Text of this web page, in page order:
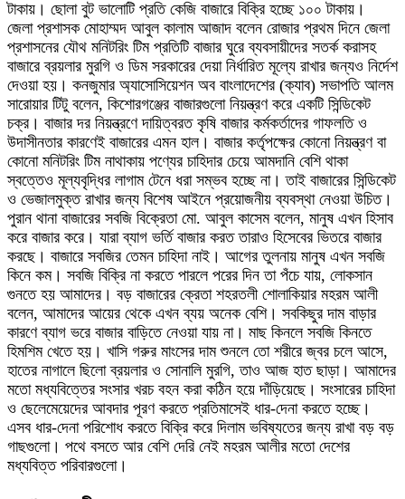
টাকায়। ছোলা বুট ভালোটি প্রতি কেজি বাজারে বিক্রি হচ্ছে ১০০ টাকায়।
জেলা প্রশাসক মোহাম্মদ আবুল কালাম আজাদ বলেন রোজার প্রথম দিনে জেলা
প্রশাসনের যৌথ মনিটরিং টিম প্রতিটি বাজার ঘুরে ব্যবসায়ীদের সতর্ক করাসহ
বাজারে ব্রয়লার মুরগি ও ডিম সরকারের দেয়া নির্ধারিত মূল্যে রাখার জন্যও নির্দেশ
দেওয়া হয়। কনজুমার অ্যাসোসিয়েশন অব বাংলাদেশের (ক্যাব) সভাপতি আলম
সারোয়ার টিটু বলেন, কিশোরগঞ্জের বাজারগুলো নিয়ন্ত্রণ করে একটি সিন্ডিকেট
চক্র। বাজার দর নিয়ন্ত্রণে দায়িত্বরত কৃষি বাজার কর্মকর্তাদের গাফলতি ও
উদাসীনতার কারণেই বাজারের এমন হাল। বাজার কর্তৃপক্ষের কোনো নিয়ন্ত্রণ বা
কোনো মনিটরিং টিম নাথাকায় পণ্যের চাহিদার চেয়ে আমদানি বেশি থাকা
স্বত্তেও মূল্যবৃদ্ধির লাগাম টেনে ধরা সম্ভব হচ্ছে না। তাই বাজারের সিন্ডিকেট
ও ভেজালমুক্ত রাখার জন্য বিশেষ আইনে প্রয়োজনীয় ব্যবস্থা নেওয়া উচিত।
পুরান থানা বাজারের সবজি বিক্রেতা মো. আবুল কাসেম বলেন, মানুষ এখন হিসাব
করে বাজার করে। যারা ব্যাগ ভর্তি বাজার করত তারাও হিসেবের ভিতরে বাজার
করছে। বাজারে সবজির তেমন চাহিদা নাই। আগের তুলনায় মানুষ এখন সবজি
কিনে কম। সবজি বিক্রি না করতে পারলে পরের দিন তা পঁচে যায়, লোকসান
গুনতে হয় আমাদের। বড় বাজারের ক্রেতা শহরতলী শোলাকিয়ার মহরম আলী
বলেন, আমাদের আয়ের থেকে এখন ব্যয় অনেক বেশি। সবকিছুর দাম বাড়ার
কারণে ব্যাগ ভরে বাজার বাড়িতে নেওয়া যায় না। মাছ কিনলে সবজি কিনতে
হিমশিম খেতে হয়। খাসি গরুর মাংসের দাম শুনলে তো শরীরে জ্বর চলে আসে,
হাতের নাগালে ছিলো ব্রয়লার ও সোনালি মুরগি, তাও আজ হাত ছাড়া। আমাদের
মতো মধ্যবিত্তের সংসার খরচ বহন করা কঠিন হয়ে দাঁড়িয়েছে। সংসারের চাহিদা
ও ছেলেমেয়েদের আবদার পূরণ করতে প্রতিমাসেই ধার-দেনা করতে হচ্ছে।
এসব ধার-দেনা পরিশোধ করতে বিক্রি করে দিলাম ভবিষ্যতের জন্য রাখা বড় বড়
গাছগুলো। পথে বসতে আর বেশি দেরি নেই মহরম আলীর মতো দেশের
মধ্যবিত্ত পরিবারগুলো।